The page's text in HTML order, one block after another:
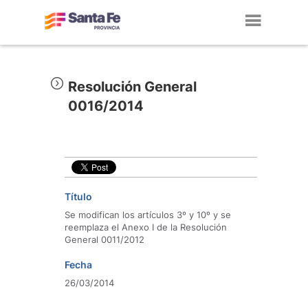
Resolución General
0016/2014
Título
Se modifican los artículos 3º y 10º y se
reemplaza el Anexo I de la Resolución
General 0011/2012
Fecha
26/03/2014